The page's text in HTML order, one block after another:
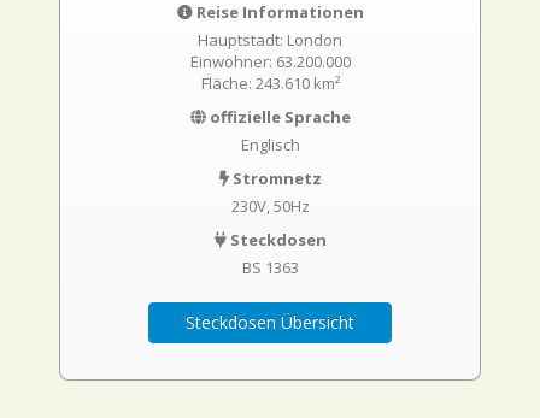
Reise Informationen
Hauptstadt: London
Einwohner: 63.200.000
Fläche: 243.610 km²
offizielle Sprache
Englisch
Stromnetz
230V, 50Hz
Steckdosen
BS 1363
Steckdosen Übersicht